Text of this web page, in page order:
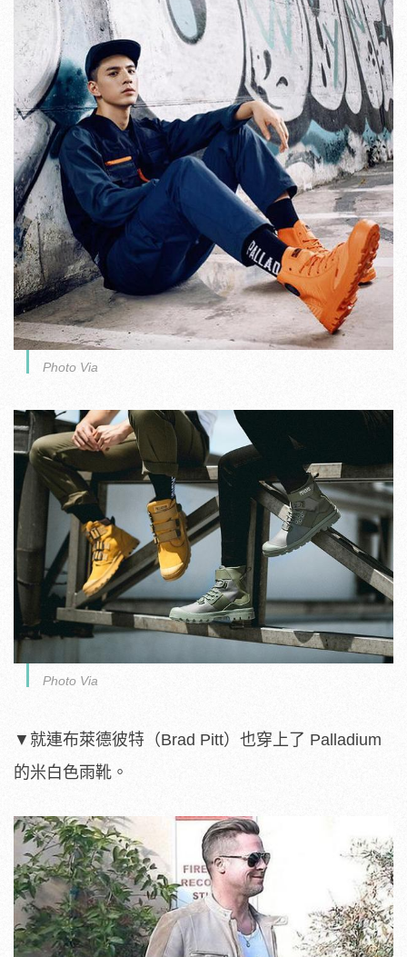
Photo Via
Photo Via
▼就連布萊德彼特（Brad Pitt）也穿上了 Palladium
的米白色雨靴。